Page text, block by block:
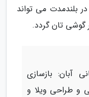
بلندمدت می تواند
گوشی تان گردد.
آبان: بازسازی
و طراحی ویلا و